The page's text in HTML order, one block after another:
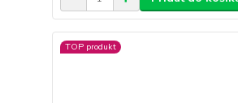
TOP produkt